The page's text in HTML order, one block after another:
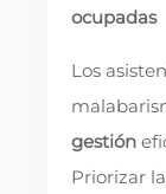
ocupadas
Los
gestión
Priorizar